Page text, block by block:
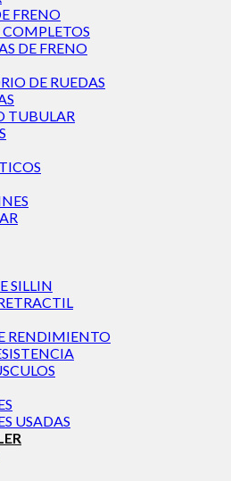
FRENO
COMPLETOS
DE FRENO
DE RUEDAS
TUBULAR
SILLIN
RENDIMIENTO
USADAS